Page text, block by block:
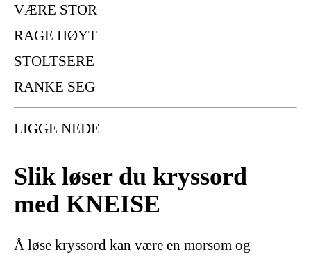
VÆRE STOR
RAGE HØYT
STOLTSERE
RANKE SEG
LIGGE NEDE
Slik løser du kryssord
med KNEISE
Å løse kryssord kan være en morsom og